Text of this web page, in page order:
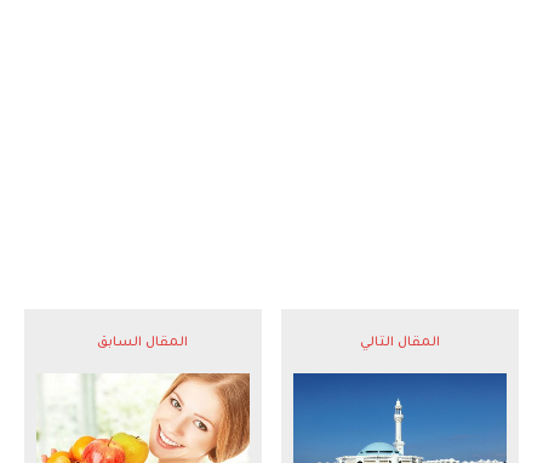
المقال السابق المقال التالي